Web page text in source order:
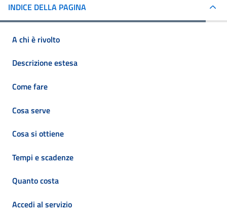
INDICE DELLA PAGINA
A chi è rivolto
Descrizione estesa
Come fare
Cosa serve
Cosa si ottiene
Tempi e scadenze
Quanto costa
Accedi al servizio